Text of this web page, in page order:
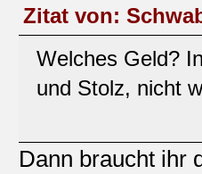
Zitat von:
Welches Geld?
und Stolz, nicht
Dann braucht ihr